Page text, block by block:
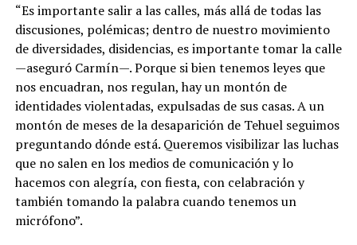
“Es importante salir a las calles, más allá de todas las
discusiones, polémicas; dentro de nuestro movimiento
de diversidades, disidencias, es importante tomar la calle
—aseguró Carmín—. Porque si bien tenemos leyes que
nos encuadran, nos regulan, hay un montón de
identidades violentadas, expulsadas de sus casas. A un
montón de meses de la desaparición de Tehuel seguimos
preguntando dónde está. Queremos visibilizar las luchas
que no salen en los medios de comunicación y lo
hacemos con alegría, con fiesta, con celabración y
también tomando la palabra cuando tenemos un
micrófono”.